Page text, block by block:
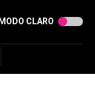
MODO CLARO